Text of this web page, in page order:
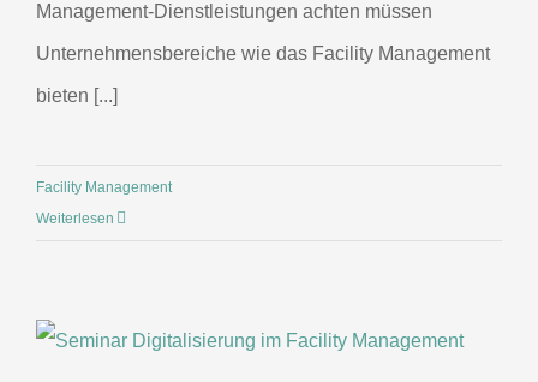
Management-Dienstleistungen achten müssen
Unternehmensbereiche wie das Facility Management
bieten [...]
Facility Management
Weiterlesen